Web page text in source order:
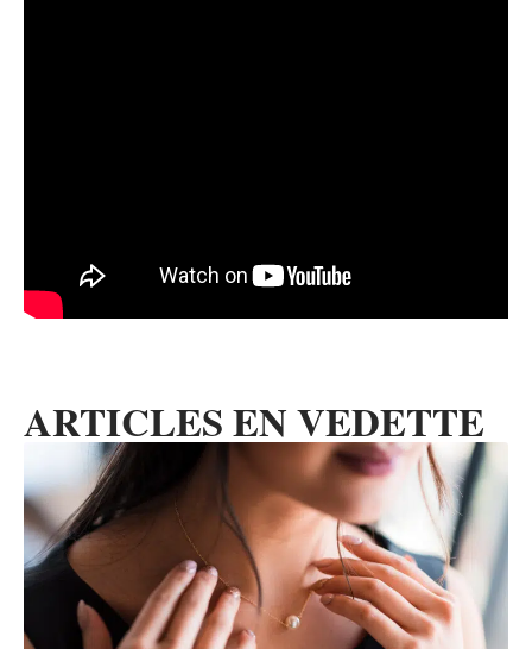
ARTICLES EN VEDETTE